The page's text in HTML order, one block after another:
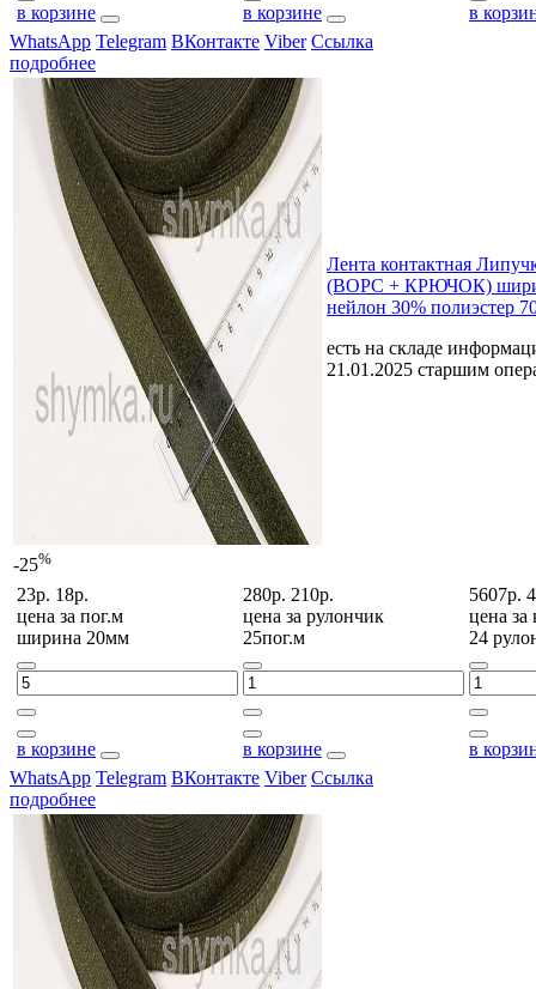
в корзине в корзине
в
WhatsApp Telegram ВКонтакте Viber Ссылка
подробнее
-25%
Лента контактная
(ВОРС + КРЮЧОК)
нейлон 30% полиэстер
есть на складе
21.01.2025 старшим
23р. 18р.
цена за пог.м
ширина 20мм
в корзине
280р. 210р.
цена за рулончик
25пог.м
в корзине
5607р.
цена за
24
в
WhatsApp Telegram ВКонтакте Viber Ссылка
подробнее